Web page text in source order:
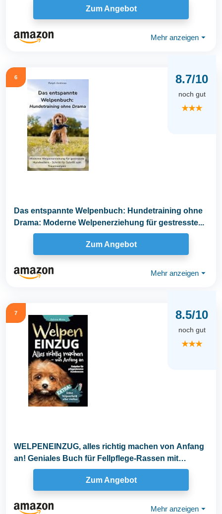
Zum Angebot
Mehr anzeigen ⏷
6 8.7/10
noch gut
★★★
Das entspannte Welpenbuch: Hundetraining ohne
Drama: Moderne Welpenerziehung für gestresste...
Zum Angebot
Mehr anzeigen ⏷
7 8.5/10
noch gut
★★★
WELPENEINZUG, alles richtig machen von Anfang
an! Geniales Buch für Fellpflege-Rassen mit
Anleitung...
Zum Angebot
Mehr anzeigen ⏷